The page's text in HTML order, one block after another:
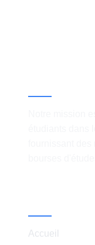
Accueil